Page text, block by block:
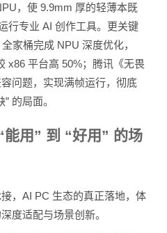
，使 9.9mm 厚的轻薄本既
行专业 AI 创作工具。更关键
家桶完成 NPU 深度优化，
x86 平台高 50%；腾讯《无畏
问题，实现满帧运行，彻底
的局面。
用” 到 “好用” 的场
AI PC 生态的真正落地，体
度适配与场景创新。